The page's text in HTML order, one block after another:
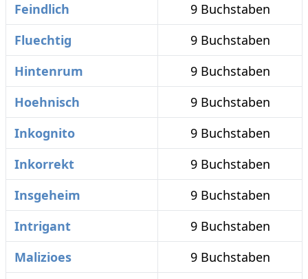
Feindlich
9 Buchstaben
Fluechtig
9 Buchstaben
Hintenrum
9 Buchstaben
Hoehnisch
9 Buchstaben
Inkognito
9 Buchstaben
Inkorrekt
9 Buchstaben
Insgeheim
9 Buchstaben
Intrigant
9 Buchstaben
Malizioes
9 Buchstaben